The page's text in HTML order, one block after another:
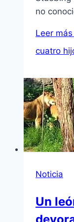
no
Leer más
cuatro
Noticia
Un